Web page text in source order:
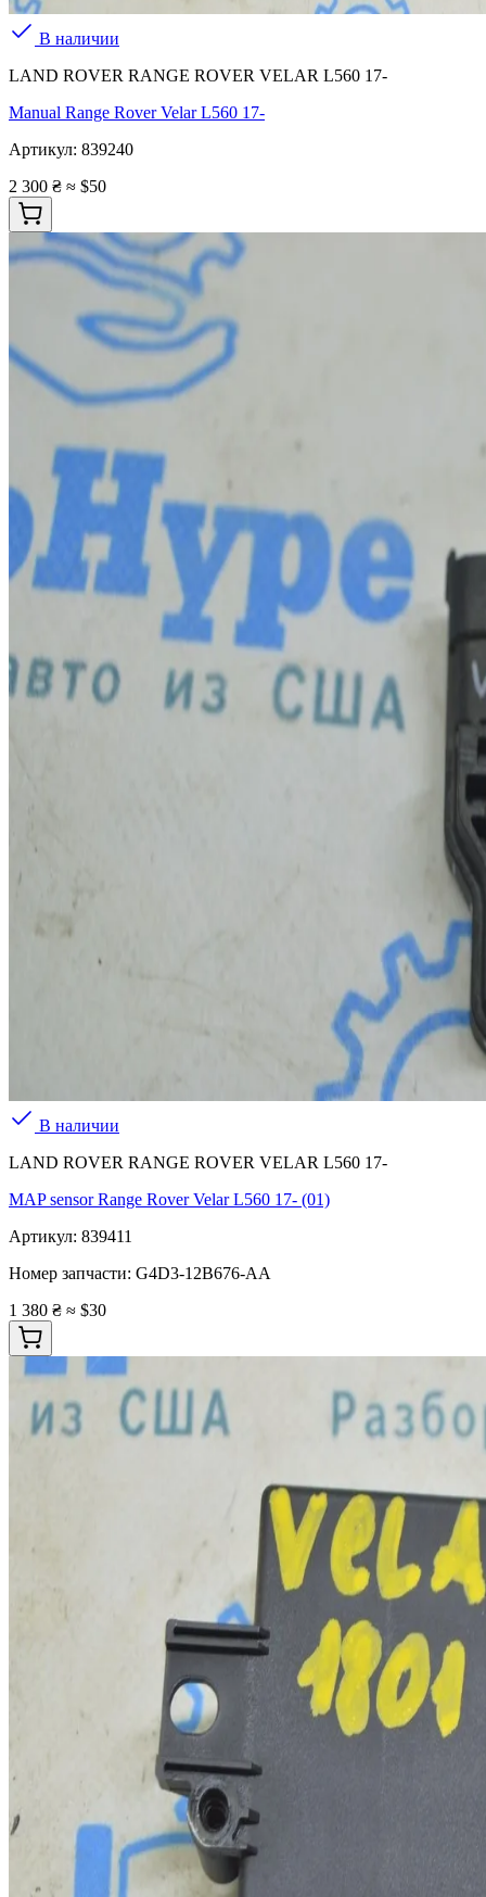
В наличии
LAND ROVER RANGE ROVER VELAR L560 17-
Manual Range Rover Velar L560 17-
Артикул: 839240
2 300 ₴ ≈ $50
В наличии
LAND ROVER RANGE ROVER VELAR L560 17-
MAP sensor Range Rover Velar L560 17- (01)
Артикул: 839411
Номер запчасти: G4D3-12B676-AA
1 380 ₴ ≈ $30